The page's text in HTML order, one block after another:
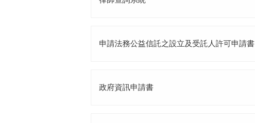
申請法務公益信託之設立及受託人許可申請書
政府資訊申請書